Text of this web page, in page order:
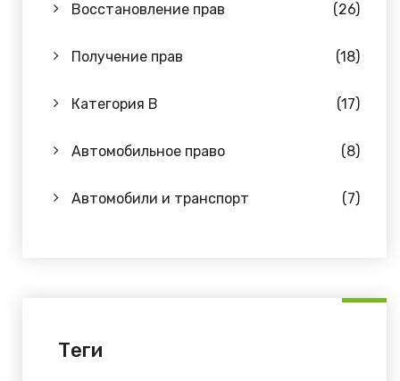
Восстановление прав (26)
Получение прав (18)
Категория B (17)
Автомобильное право (8)
Автомобили и транспорт (7)
Теги